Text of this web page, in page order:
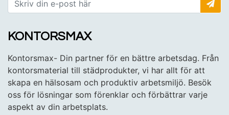
KONTORSMAX
Kontorsmax- Din partner för en bättre arbetsdag. Från
kontorsmaterial till städprodukter, vi har allt för att
skapa en hälsosam och produktiv arbetsmiljö. Besök
oss för lösningar som förenklar och förbättrar varje
aspekt av din arbetsplats.